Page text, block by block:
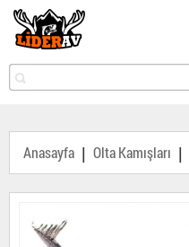
Anasayfa | Olta Kamışları |